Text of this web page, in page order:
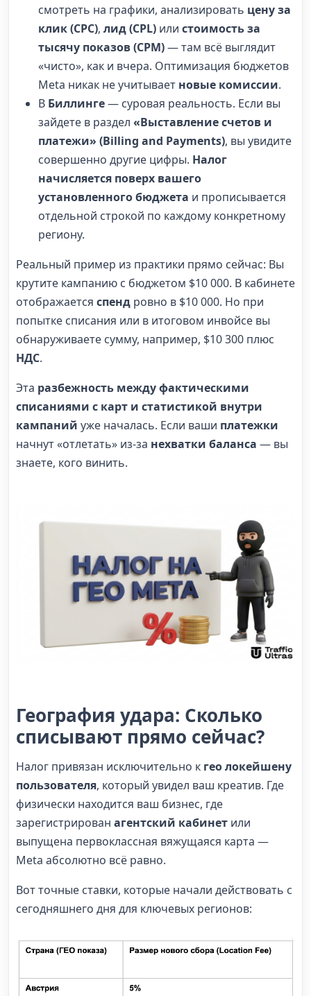
смотреть на графики, анализировать цену за
клик (CPC), лид (CPL) или стоимость за
тысячу показов (CPM)— там всё выглядит
«чисто», как и вчера. Оптимизация бюджетов
Meta никак не учитывает новые комиссии.
В Биллинге— суровая реальность. Если вы
зайдете в раздел «Выставление счетов и
платежи» (Billing and Payments), вы увидите
совершенно другие цифры. Налог
начисляется поверх вашего
установленного бюджета и прописывается
отдельной строкой по каждому конкретному
региону.
Реальный пример из практики прямо сейчас: Вы
крутите кампанию с бюджетом $10 000. В кабинете
отображается спенд ровно в $10 000. Но при
попытке списания или в итоговом инвойсе вы
обнаруживаете сумму, например, $10 300 плюс
НДС.
Эта разбежность между фактическими
списаниями с карт и статистикой внутри
кампаний уже началась. Если ваши платежки
начнут «отлетать» из-за нехватки баланса — вы
знаете, кого винить.
География удара: Сколько
списывают прямо сейчас?
Налог привязан исключительно к гео локейшену
пользователя, который увидел ваш креатив. Где
физически находится ваш бизнес, где
зарегистрирован агентский кабинет или
выпущена первоклассная вяжущаяся карта —
Meta абсолютно всё равно.
Вот точные ставки, которые начали действовать с
сегодняшнего дня для ключевых регионов: